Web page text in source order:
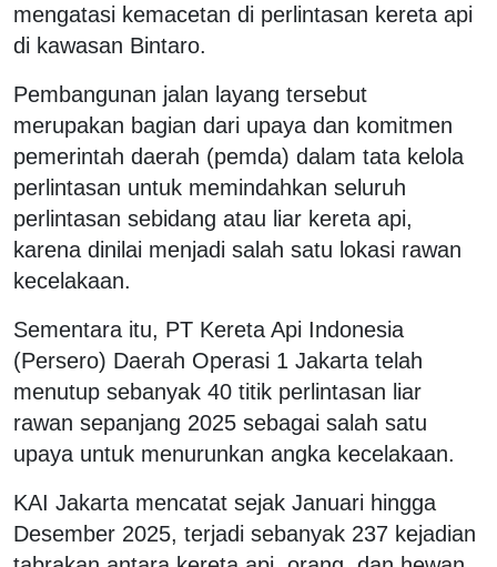
mengatasi kemacetan di perlintasan kereta api
di kawasan Bintaro.
Pembangunan jalan layang tersebut
merupakan bagian dari upaya dan komitmen
pemerintah daerah (pemda) dalam tata kelola
perlintasan untuk memindahkan seluruh
perlintasan sebidang atau liar kereta api,
karena dinilai menjadi salah satu lokasi rawan
kecelakaan.
Sementara itu, PT Kereta Api Indonesia
(Persero) Daerah Operasi 1 Jakarta telah
menutup sebanyak 40 titik perlintasan liar
rawan sepanjang 2025 sebagai salah satu
upaya untuk menurunkan angka kecelakaan.
KAI Jakarta mencatat sejak Januari hingga
Desember 2025, terjadi sebanyak 237 kejadian